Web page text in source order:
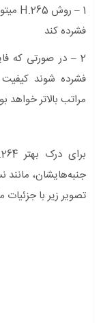
فشرده کند
2 – در صورتی که
مراتب بالاتر خواهد
جنبه‌هایشان، مانند
تصویر زیر با